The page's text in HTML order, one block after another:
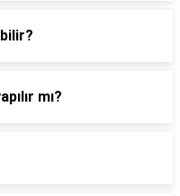
mı?